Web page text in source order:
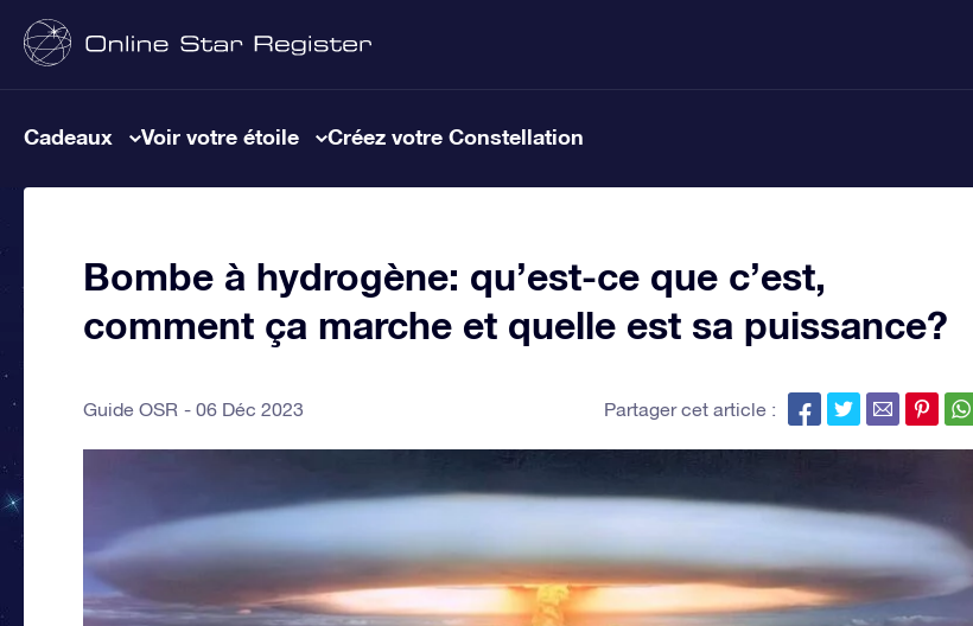
Cadeaux Voir votre étoile Créez votre Constellation
Bombe à hydrogène: qu’est-ce que c’est,
comment ça marche et quelle est sa puissance?
Guide OSR 06 Déc 2023 Partager cet article :